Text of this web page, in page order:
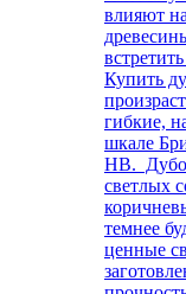
влияют
Купить
гибкие,
шкале
НВ.
светлых
темнее
ценные